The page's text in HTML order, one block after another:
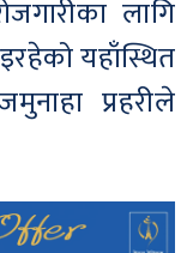
लागि
यहाँस्थित
प्रहरीले